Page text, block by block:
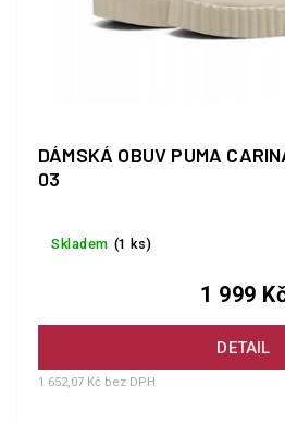
DÁMSKÁ OBUV PUMA
03
Skladem (1 ks)
DETAIL
1 652,07 Kč bez DPH
1 999